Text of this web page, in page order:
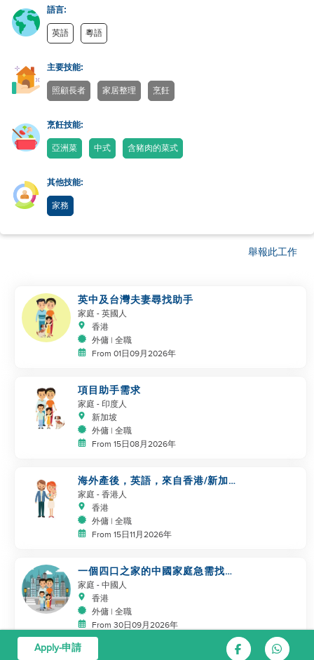
語言:
英語 粵語
主要技能:
照顧長者 家居整理 烹飪
烹飪技能:
亞洲菜 中式 含豬肉的菜式
其他技能:
家務
舉報此工作
英中及台灣夫妻尋找助手
家庭 - 英國人
香港
外傭 | 全職
From 01日09月2026年
項目助手需求
家庭 - 印度人
新加坡
外傭 | 全職
From 15日08月2026年
海外產後，英語，來自香港/新加
坡/馬來西亞/台灣，照顧新生嬰兒
家庭 - 香港人
香港
外傭 | 全職
From 15日11月2026年
一個四口之家的中國家庭急需找幫
手
家庭 - 中國人
香港
外傭 | 全職
From 30日09月2026年
Apply-申請